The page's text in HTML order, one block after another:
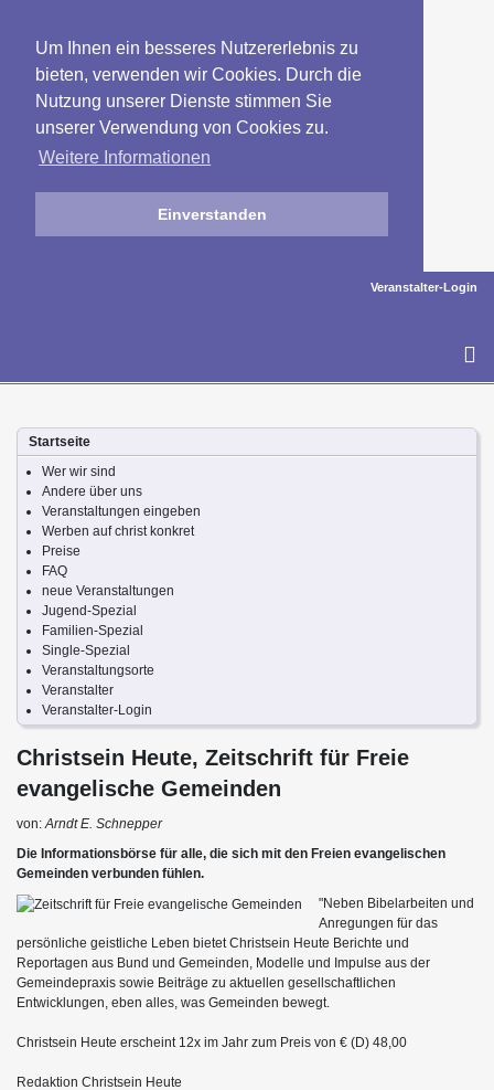
Um Ihnen ein besseres Nutzererlebnis zu
bieten, verwenden wir Cookies. Durch die
Nutzung unserer Dienste stimmen Sie
unserer Verwendung von Cookies zu.
Weitere Informationen
Einverstanden
Veranstalter-Login
Startseite
Wer wir sind
Andere über uns
Veranstaltungen eingeben
Werben auf christ konkret
Preise
FAQ
neue Veranstaltungen
Jugend-Spezial
Familien-Spezial
Single-Spezial
Veranstaltungsorte
Veranstalter
Veranstalter-Login
Christsein Heute, Zeitschrift für Freie
evangelische Gemeinden
von:Arndt E. Schnepper
Die Informationsbörse für alle, die sich mit den Freien evangelischen
Gemeinden verbunden fühlen.
"Neben Bibelarbeiten und
Anregungen für das
persönliche geistliche Leben bietet Christsein Heute Berichte und
Reportagen aus Bund und Gemeinden, Modelle und Impulse aus der
Gemeindepraxis sowie Beiträge zu aktuellen gesellschaftlichen
Entwicklungen, eben alles, was Gemeinden bewegt.
Christsein Heute erscheint 12x im Jahr zum Preis von € (D) 48,00
Redaktion Christsein Heute